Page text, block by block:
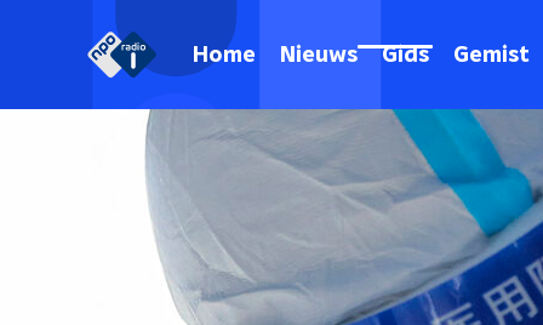
Home Nieuws Gids Gemist